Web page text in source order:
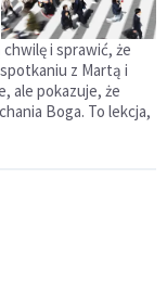
i sprawić, że
z Martą i
ale pokazuje, że
Boga. To lekcja,